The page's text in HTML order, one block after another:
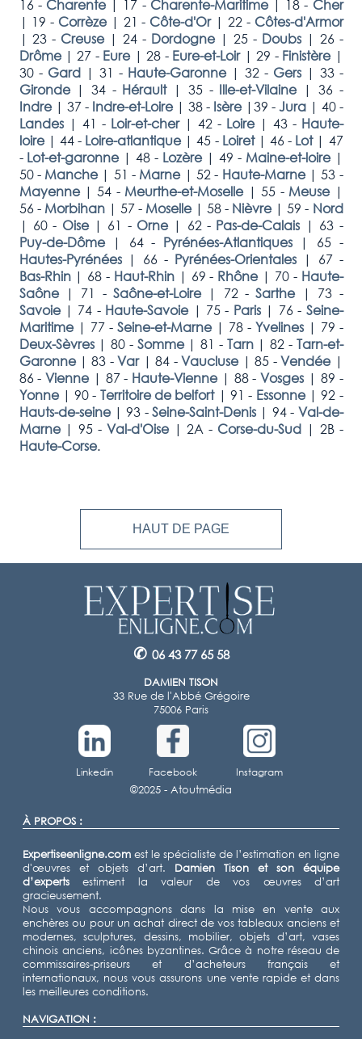
16 - Charente | 17 - Charente-Maritime | 18 - Cher
| 19 - Corrèze | 21 - Côte-d'Or | 22 - Côtes-d'Armor
|23 - Creuse |24 - Dordogne | 25 - Doubs | 26 -
Drôme |27 - Eure |28 - Eure-et-Loir |29 - Finistère |
30 - Gard | 31 - Haute-Garonne | 32 - Gers | 33 -
Gironde | 34 - Hérault | 35 - Ille-et-Vilaine | 36 -
Indre | 37 - Indre-et-Loire | 38 - Isère | 39 -Jura | 40 -
Landes | 41 - Loir-et-cher | 42 - Loire | 43 - Haute-
loire | 44 - Loire-atlantique |45 - Loiret |46 - Lot | 47
- Lot-et-garonne | 48 - Lozère | 49 - Maine-et-loire |
50 - Manche | 51 - Marne | 52 - Haute-Marne |53 -
Mayenne |54 - Meurthe-et-Moselle |55 - Meuse |
56 - Morbihan | 57 - Moselle | 58 - Nièvre |59 - Nord
| 60 - Oise | 61 - Orne | 62 - Pas-de-Calais | 63 -
Puy-de-Dôme
| 64 - Pyrénées-Atlantiques |
65 -
Hautes-Pyrénées | 66 - Pyrénées-Orientales | 67 -
Bas-Rhin | 68 - Haut-Rhin | 69 - Rhône | 70 - Haute-
Saône | 71 - Saône-et-Loire | 72 -Sarthe | 73 -
Savoie | 74 - Haute-Savoie | 75 - Paris | 76 - Seine-
Maritime | 77 - Seine-et-Marne | 78 - Yvelines | 79 -
Deux-Sèvres | 80 - Somme | 81 - Tarn | 82 - Tarn-et-
Garonne |83 -Var |84 -Vaucluse |85 -Vendée |
86 -Vienne | 87 - Haute-Vienne | 88 -Vosges | 89 -
Yonne |90 - Territoire de belfort | 91 - Essonne | 92 -
Hauts-de-seine |93 -Seine-Saint-Denis | 94 - Val-de-
Marne |95 - Val-d'Oise |2A - Corse-du-Sud | 2B -
Haute-Corse.
HAUT DE PAGE
✆ 06 43 77 65 58
DAMIEN TISON
33 Rue de l'Abbé Grégoire
75006 Paris
Linkedin Facebook
Instagram
©2025 - Atoutmédia
À PROPOS :
Expertiseenligne.com est le spécialiste de l’estimation en ligne
d'œuvres et objets d’art. Damien Tison
et son équipe
d’experts estiment la valeur de vos œuvres d’art
gracieusement.
Nous vous accompagnons dans la mise en vente aux
enchères ou pour un achat direct de vos tableaux anciens et
modernes, sculptures, dessins, mobilier, objets d’art, vases
chinois anciens, icônes byzantines. Grâce à notre réseau de
commissaires-priseurs et d’acheteurs français et
internationaux, nous vous assurons une vente rapide et dans
les meilleures conditions.
NAVIGATION :